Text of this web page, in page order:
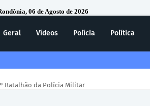
06 de Agosto de 2026
Geral Vídeos Polícia Política